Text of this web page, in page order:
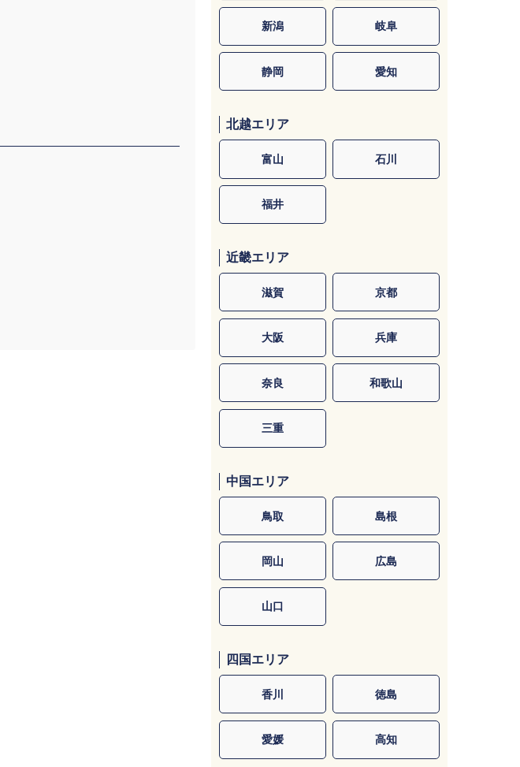
新潟 岐阜
静岡 愛知
北越エリア
富山 石川
福井
近畿エリア
滋賀 京都
大阪 兵庫
奈良 和歌山
三重
中国エリア
鳥取 島根
岡山 広島
山口
四国エリア
香川 徳島
愛媛 高知